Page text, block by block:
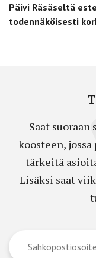
Päivi Räsäseltä
todennäköisesti
Saat
koosteen,
tärkeitä
Lisäksi saat